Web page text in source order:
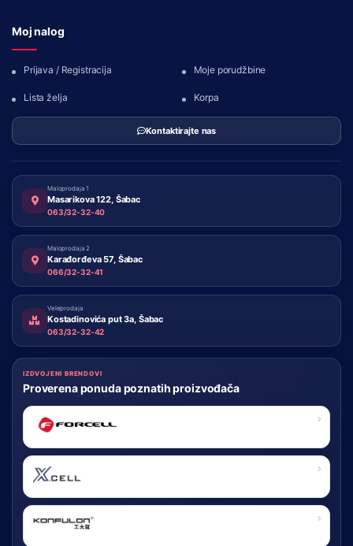
Moj nalog
Prijava / Registracija Moje porudžbine
Lista želja Korpa
Kontaktirajte nas
Maloprodaja 1
Masarikova 122, Šabac
063/32-32-40
Maloprodaja 2
Karađorđeva 57, Šabac
066/32-32-41
Veleprodaja
Kostadinovića put 3a, Šabac
063/32-32-42
IZDVOJENI BRENDOVI
Proverena ponuda poznatih proizvođača
FORCELL
X-CELL